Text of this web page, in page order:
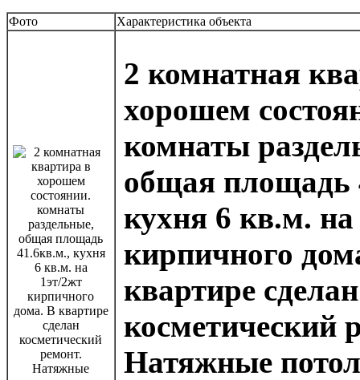
Фото Характеристика объекта
2 комнатная
хорошем
комнаты
общая площадь
кухня 6 кв.м.
кирпичного
квартире сделан
косметический
Натяжные